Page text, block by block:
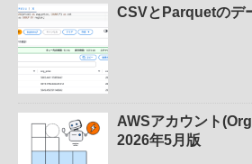
CSVとParquetのデ
AWSアカウント
2026年5月版